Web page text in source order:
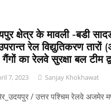
क्षेत्र के मावली -बडी
रेल विद्युतिकरण तारों
का रेलवे सुरक्षा बल टीम
7, 2023 Sanjay Khokhawat
/ उत्तर पश्चिम रेलवे अजमेर